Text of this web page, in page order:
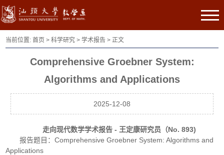
当前位置:首页 >科学研究 >学术报告 > 正文
Comprehensive Groebner System:
Algorithms and Applications
2025-12-08
走向现代数学学术报告 - 王定康研究员（No. 893)
报告题目：Comprehensive Groebner System: Algorithms and
Applications